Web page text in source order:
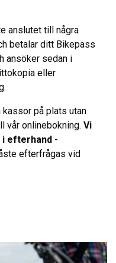
anslutet till några
betalar ditt Bikepass
ansöker sedan i
eller
på plats utan
vår onlinebokning. Vi
i efterhand -
efterfrågas vid